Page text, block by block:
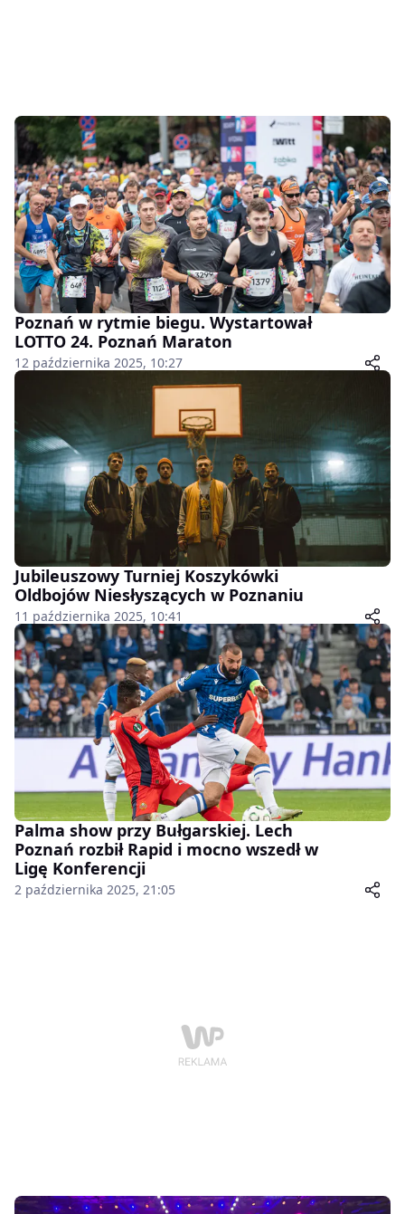
Poznań w rytmie biegu. Wystartował
LOTTO 24. Poznań Maraton
12 października 2025, 10:27
Jubileuszowy Turniej Koszykówki
Oldbojów Niesłyszących w Poznaniu
11 października 2025, 10:41
Palma show przy Bułgarskiej. Lech
Poznań rozbił Rapid i mocno wszedł w
Ligę Konferencji
2 października 2025, 21:05